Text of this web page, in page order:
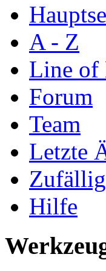
A - Z
Line of
Forum
Team
Letzte
Hilfe